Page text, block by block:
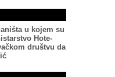
u kojem su
Hote-
društvu da